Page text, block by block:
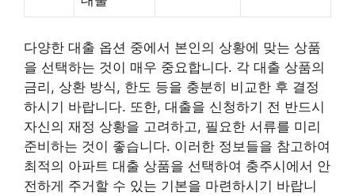
다양한 대출 옵션 중에서 본인의 상황에 맞는 상품
을 선택하는 것이 매우 중요합니다. 각 대출 상품의
금리, 상환 방식, 한도 등을 충분히 비교한 후 결정
하시기 바랍니다. 또한, 대출을 신청하기 전 반드시
자신의 재정 상황을 고려하고, 필요한 서류를 미리
준비하는 것이 좋습니다. 이러한 정보들을 참고하여
최적의 아파트 대출 상품을 선택하여 충주시에서 안
전하게 주거할 수 있는 기본을 마련하시기 바랍니